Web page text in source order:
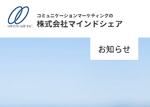
お知らせ